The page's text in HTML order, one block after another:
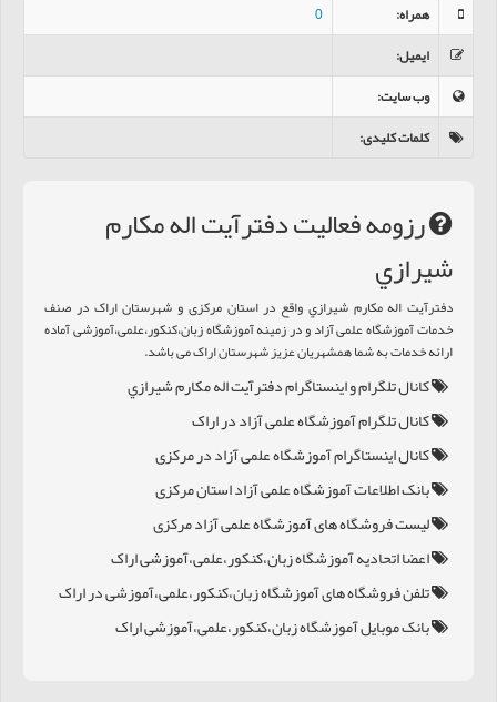
همراه:
0
ایمیل:
وب سایت:
کلمات کلیدی:
رزومه فعالیت دفترآيت اله مکارم
شيرازي
دفترآيت اله مکارم شيرازي واقع در استان مرکزی و شهرستان اراک در صنف
خدمات آموزشگاه علمی آزاد و در زمینه آموزشگاه زبان،کنکور،علمی،آموزشی آماده
ارائه خدمات به شما همشهریان عزیز شهرستان اراک می باشد.
کانال تلگرام و اینستاگرام دفترآيت اله مکارم شيرازي
کانال تلگرام آموزشگاه علمی آزاد در اراک
کانال اینستاگرام آموزشگاه علمی آزاد در مرکزی
بانک اطلاعات آموزشگاه علمی آزاد استان مرکزی
لیست فروشگاه های آموزشگاه علمی آزاد مرکزی
اعضا اتحادیه آموزشگاه زبان،کنکور،علمی،آموزشی اراک
تلفن فروشگاه های آموزشگاه زبان،کنکور،علمی،آموزشی در اراک
بانک موبایل آموزشگاه زبان،کنکور،علمی،آموزشی اراک